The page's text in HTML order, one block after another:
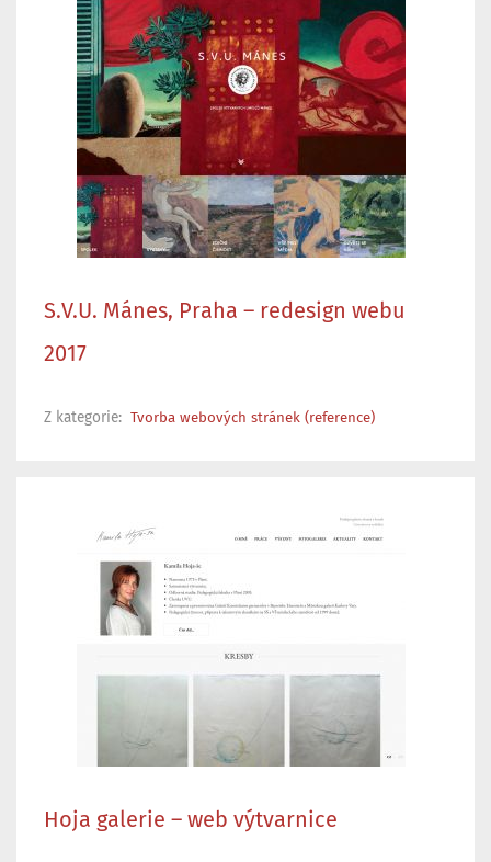
S.V.U. Mánes, Praha – redesign webu
2017
Z kategorie: Tvorba webových stránek (reference)
Hoja galerie – web výtvarnice